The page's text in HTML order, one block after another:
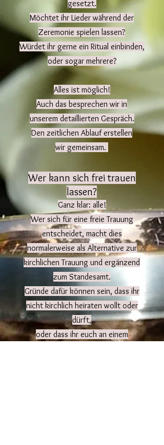
gesetzt.
Möchtet ihr Lieder während der
Zeremonie spielen lassen?
Würdetihr gerne ein Ritual einbinden,
oder sogar mehrere?
Alles ist möglich!
Auch das besprechen wir in
unserem detaillierten Gespräch.
Den zeitlichen Ablauf erstellen
wir gemeinsam.
Wer kann sich frei trauen
lassen?
Ganz klar: alle!
Wer sich für eine freie Trauung
entscheidet, macht dies
normalerweise als Alternative zur
kirchlichen Trauung und ergänzend
zum Standesamt.
Gründe dafür können sein, dass ihr
nicht kirchlich heiraten wollt oder
dürft,
oder dass ihr euch an einem